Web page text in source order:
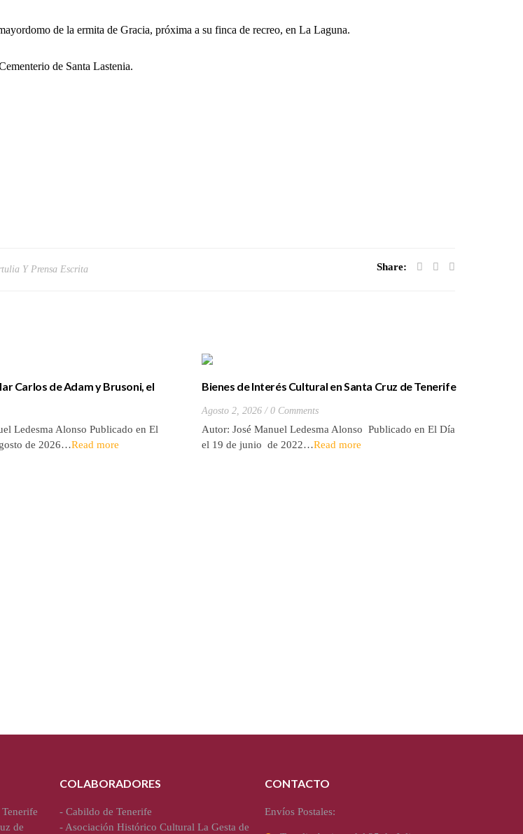
de la ermita de Gracia, próxima a su finca de recreo, en La Laguna.
de Santa Lastenia.
Y Prensa Escrita Share:
Carlos de Adam y Brusoni, el
Ledesma Alonso Publicado en El
de 2026…Read more
Bienes de Interés Cultural en Santa Cruz de Tenerife
Agosto 2, 2026 0 Comments
Autor: José Manuel Ledesma Alonso Publicado en El Día
el 19 de junio de 2022…Read more
de
COLABORADORES
- Cabildo de Tenerife
-Asociación Histórico Cultural La Gesta de
CONTACTO
Envíos Postales: